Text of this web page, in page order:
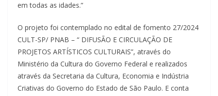
em todas as idades.”
O projeto foi contemplado no edital de fomento 27/2024
CULT-SP/ PNAB – “ DIFUSÃO E CIRCULAÇÃO DE
PROJETOS ARTÍSTICOS CULTURAIS”, através do
Ministério da Cultura do Governo Federal e realizados
através da Secretaria da Cultura, Economia e Indústria
Criativas do Governo do Estado de São Paulo. E conta